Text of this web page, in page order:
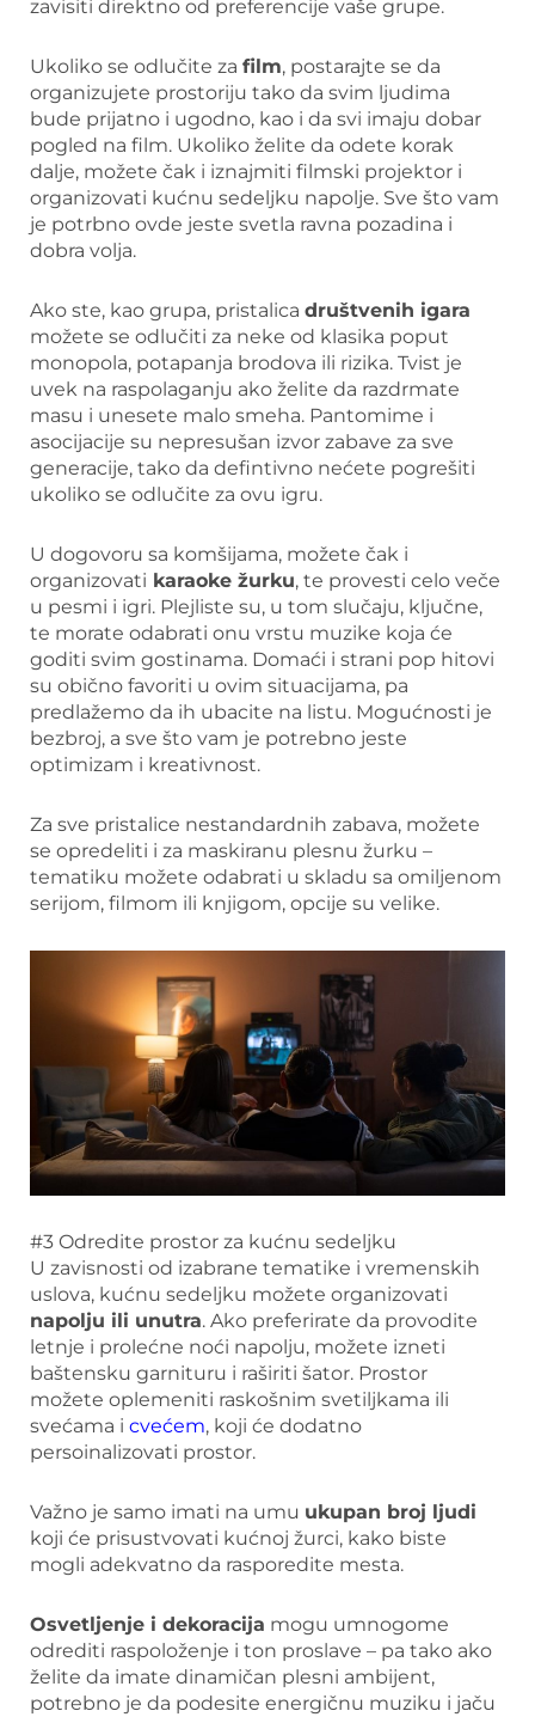
zavisiti direktno od preferencije vaše grupe.
Ukoliko se odlučite za film, postarajte se da
organizujete prostoriju tako da svim ljudima
bude prijatno i ugodno, kao i da svi imaju dobar
pogled na film. Ukoliko želite da odete korak
dalje, možete čak i iznajmiti filmski projektor i
organizovati kućnu sedeljku napolje. Sve što vam
je potrbno ovde jeste svetla ravna pozadina i
dobra volja.
Ako ste, kao grupa, pristalica društvenih igara
možete se odlučiti za neke od klasika poput
monopola, potapanja brodova ili rizika. Tvist je
uvek na raspolaganju ako želite da razdrmate
masu i unesete malo smeha. Pantomime i
asocijacije su nepresušan izvor zabave za sve
generacije, tako da defintivno nećete pogrešiti
ukoliko se odlučite za ovu igru.
U dogovoru sa komšijama, možete čak i
organizovati karaoke žurku, te provesti celo veče
u pesmi i igri. Plejliste su, u tom slučaju, ključne,
te morate odabrati onu vrstu muzike koja će
goditi svim gostinama. Domaći i strani pop hitovi
su obično favoriti u ovim situacijama, pa
predlažemo da ih ubacite na listu. Mogućnosti je
bezbroj, a sve što vam je potrebno jeste
optimizam i kreativnost.
Za sve pristalice nestandardnih zabava, možete
se opredeliti i za maskiranu plesnu žurku –
tematiku možete odabrati u skladu sa omiljenom
serijom, filmom ili knjigom, opcije su velike.
#3 Odredite prostor za kućnu sedeljku
U zavisnosti od izabrane tematike i vremenskih
uslova, kućnu sedeljku možete organizovati
napolju ili unutra. Ako preferirate da provodite
letnje i prolećne noći napolju, možete izneti
baštensku garnituru i raširiti šator. Prostor
možete oplemeniti raskošnim svetiljkama ili
svećama i cvećem, koji će dodatno
persoinalizovati prostor.
Važno je samo imati na umu ukupan broj ljudi
koji će prisustvovati kućnoj žurci, kako biste
mogli adekvatno da rasporedite mesta.
Osvetljenje i dekoracija mogu umnogome
odrediti raspoloženje i ton proslave – pa tako ako
želite da imate dinamičan plesni ambijent,
potrebno je da podesite energičnu muziku i jaču